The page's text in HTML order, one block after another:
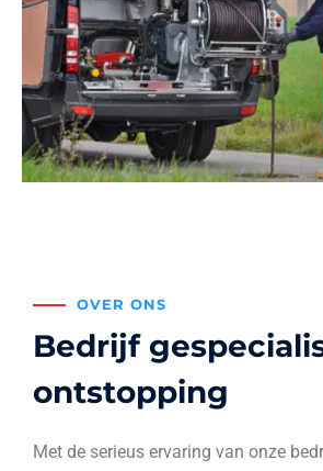
OVER ONS
Bedrijf
ontstopping
Met de serieus ervaring van onze